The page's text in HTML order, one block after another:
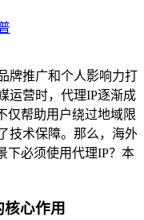
牌推广和个人影响力打
运营时，代理IP逐渐成
仅帮助用户绕过地域限
技术保障。那么，海外
下必须使用代理IP？本
心作用